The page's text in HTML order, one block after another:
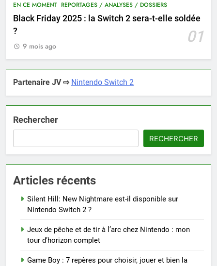
EN CE MOMENT REPORTAGES / ANALYSES / DOSSIERS
Black Friday 2025 : la Switch 2 sera-t-elle soldée
?
01
9 mois ago
Partenaire JV ⇨ Nintendo Switch 2
Rechercher
RECHERCHER
Articles récents
Silent Hill: New Nightmare est-il disponible sur
Nintendo Switch 2 ?
Jeux de pêche et de tir à l’arc chez Nintendo : mon
tour d’horizon complet
Game Boy : 7 repères pour choisir, jouer et bien la